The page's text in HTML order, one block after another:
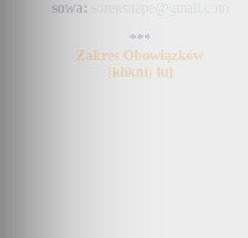
sowa:
***
Zakres Obowiązków
[kliknij tu]